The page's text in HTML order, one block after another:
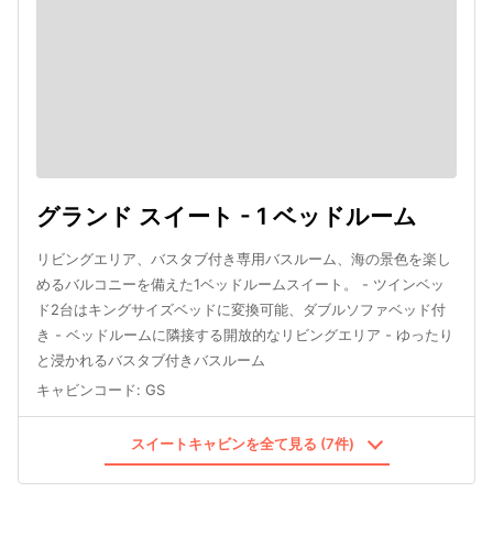
グランド スイート - 1 ベッドルーム
リビングエリア、バスタブ付き専用バスルーム、海の景色を楽し
めるバルコニーを備えた1ベッドルームスイート。 - ツインベッ
ド2台はキングサイズベッドに変換可能、ダブルソファベッド付
き - ベッドルームに隣接する開放的なリビングエリア - ゆったり
と浸かれるバスタブ付きバスルーム
キャビンコード: GS
スイートキャビンを全て見る (7件)